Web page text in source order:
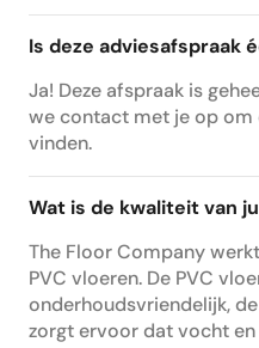
Is deze adviesafspraak
Ja! Deze afspraak is
we contact met je op om
vinden.
Wat is de kwaliteit van
The Floor Company
PVC vloeren. De PVC
onderhoudsvriendelijk,
zorgt ervoor dat vocht